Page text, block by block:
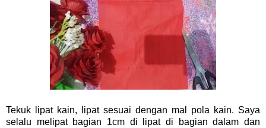
Tekuk lipat kain, lipat sesuai dengan mal pola kain. Saya
selalu melipat bagian 1cm di lipat di bagian dalam dan